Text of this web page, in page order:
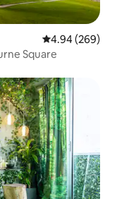
Calificación
4.94 (269)
Square